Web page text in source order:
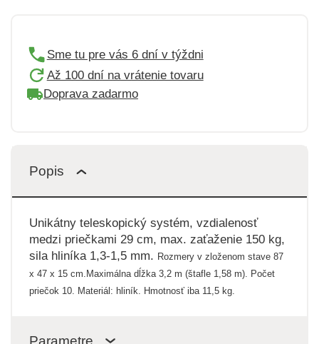
Sme tu pre vás 6 dní v týždni
Až 100 dní na vrátenie tovaru
Doprava zadarmo
Popis
Unikátny teleskopický systém, vzdialenosť
medzi priečkami 29 cm, max. zaťaženie 150 kg,
sila hliníka 1,3-1,5 mm. Rozmery v zloženom stave 87
x 47 x 15 cm. Maximálna dĺžka 3,2 m (štafle 1,58 m).
Počet
priečok 10.
Materiál: hliník. Hmotnosť iba 11,5 kg.
Parametre